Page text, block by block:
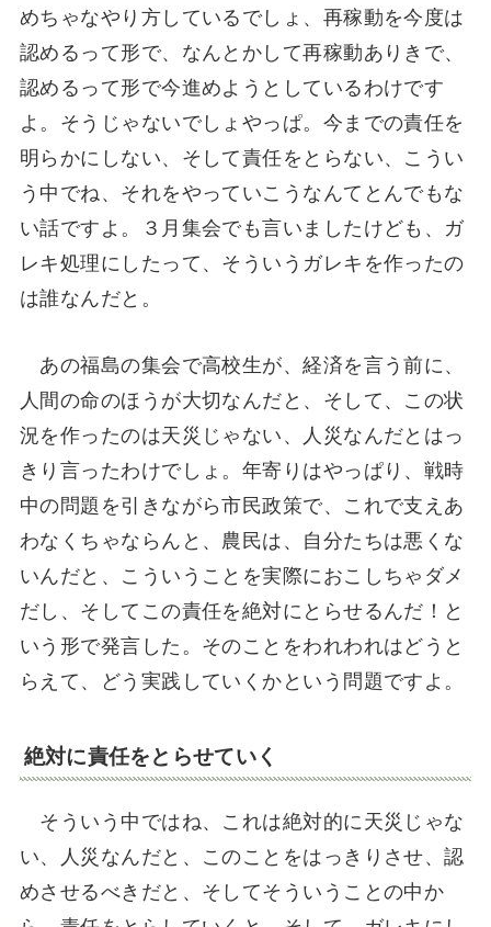
めちゃなやり方しているでしょ、再稼動を今度は
認めるって形で、なんとかして再稼動ありきで、
認めるって形で今進めようとしているわけです
よ。そうじゃないでしょやっぱ。今までの責任を
明らかにしない、そして責任をとらない、こうい
う中でね、それをやっていこうなんてとんでもな
い話ですよ。３月集会でも言いましたけども、ガ
レキ処理にしたって、そういうガレキを作ったの
は誰なんだと。
あの福島の集会で高校生が、経済を言う前に、
人間の命のほうが大切なんだと、そして、この状
況を作ったのは天災じゃない、人災なんだとはっ
きり言ったわけでしょ。年寄りはやっぱり、戦時
中の問題を引きながら市民政策で、これで支えあ
わなくちゃならんと、農民は、自分たちは悪くな
いんだと、こういうことを実際におこしちゃダメ
だし、そしてこの責任を絶対にとらせるんだ！と
いう形で発言した。そのことをわれわれはどうと
らえて、どう実践していくかという問題ですよ。
絶対に責任をとらせていく
そういう中ではね、これは絶対的に天災じゃな
い、人災なんだと、このことをはっきりさせ、認
めさせるべきだと、そしてそういうことの中か